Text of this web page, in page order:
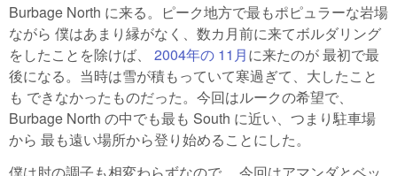
Burbage North に来る。ピーク地方で最もポピュラーな岩場
ながら 僕はあまり縁がなく、数カ月前に来てボルダリング
をしたことを除けば、 2004年の 11月に来たのが 最初で最
後になる。当時は雪が積もっていて寒過ぎて、大したこと
も できなかったものだった。今回はルークの希望で、
Burbage North の中でも最も South に近い、つまり駐車場
から 最も遠い場所から登り始めることにした。
僕は肘の調子も相変わらずなので、 今回はアマンダとベッ